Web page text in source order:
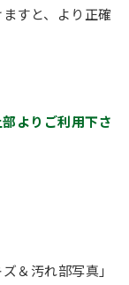
すと、より正確
よりご利用下さ
＆汚れ部写真」